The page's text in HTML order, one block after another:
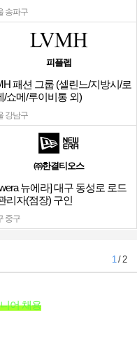
송파구
피플렙
패션 그룹 (셀린느/지방시/로
/쇼메/루이비통 외)
강남구
㈜한결티오스
뉴에라] 대구 동성로 로드
리자(점장) 구인
중구
1/ 2
어 채용